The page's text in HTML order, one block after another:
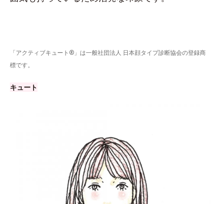
「アクティブキュート®」は一般社団法人 日本顔タイプ診断協会の登録商
標です。
キュート